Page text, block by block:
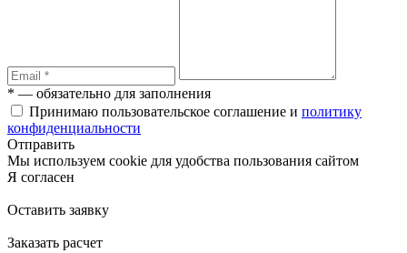
* — обязательно для заполнения
Принимаю пользовательское соглашение и политику
конфиденциальности
Отправить
Мы используем cookie для удобства пользования сайтом
Я согласен
Оставить заявку
Заказать расчет